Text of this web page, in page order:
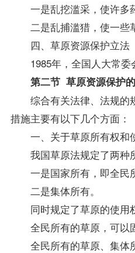
一是乱挖滥采，使许多药
二是乱捕滥猎，使一些草
四、草原资源保护立法
1985年，全国人大常委
第二节 草原资源保护的
综合有关法律、法规的
措施主要有以下几个方面：
一、关于草原所有权和
我国草原法规定了两种
一是国家所有，即全民
二是集体所有。
同时规定了草原的使用
全民所有的草原，可以
全民所有的草原、集体